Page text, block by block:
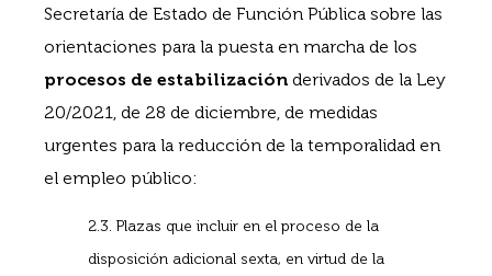
Secretaría de Estado de Función Pública sobre las
orientaciones para la puesta en marcha de los
procesos de estabilización derivados de la Ley
20/2021, de 28 de diciembre, de medidas
urgentes para la reducción de la temporalidad en
el empleo público:
2.3. Plazas que incluir en el proceso de la
disposición adicional sexta, en virtud de la